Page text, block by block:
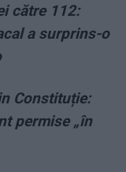
către 112:
a surprins-o
Constituție:
permise „în